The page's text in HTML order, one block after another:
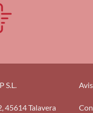
S.L.
45614 Talavera